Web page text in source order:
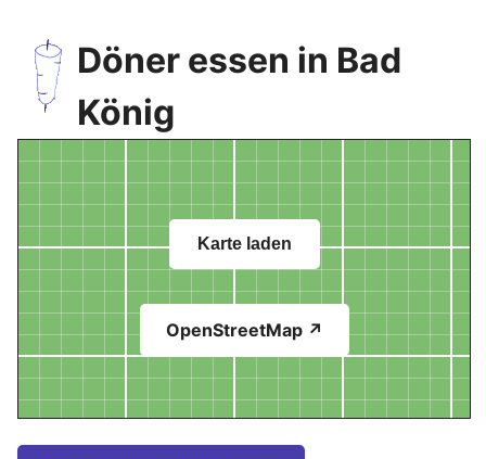
Döner essen in Bad
König
Karte laden
OpenStreetMap ↗